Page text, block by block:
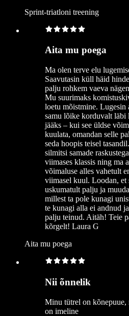
Sprint-triatloni treening
Aita mu poega
Ma olen terve elu
Saavutasin küll häid
palju rohkem vaeva
Mu suurimaks
loetu mõistmine. Lugesin
samu lõike korduvalt läbi
jääks – kui see üldse
kuulata, omandan selle
seda hoopis teisel
silmitsi samade
viimases klassis ning ma
võimaluse alles vahetult
viimasel kuul. Loodan, et
uskumatult palju ja
millest ta pole kunagi
te kunagi alla ei andnud
palju teinud. Aitäh! Teie
kõrgelt! Laura G
Aita mu poega
Nii õnnelik
Minu tütrel on kõnepuue,
on imeline